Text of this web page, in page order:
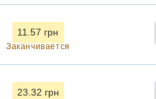
11.57 грн
Заканчивается
23.32 грн